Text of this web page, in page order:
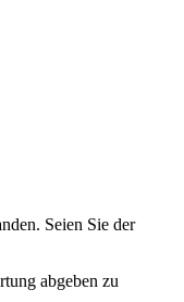
Seien Sie der
abgeben zu